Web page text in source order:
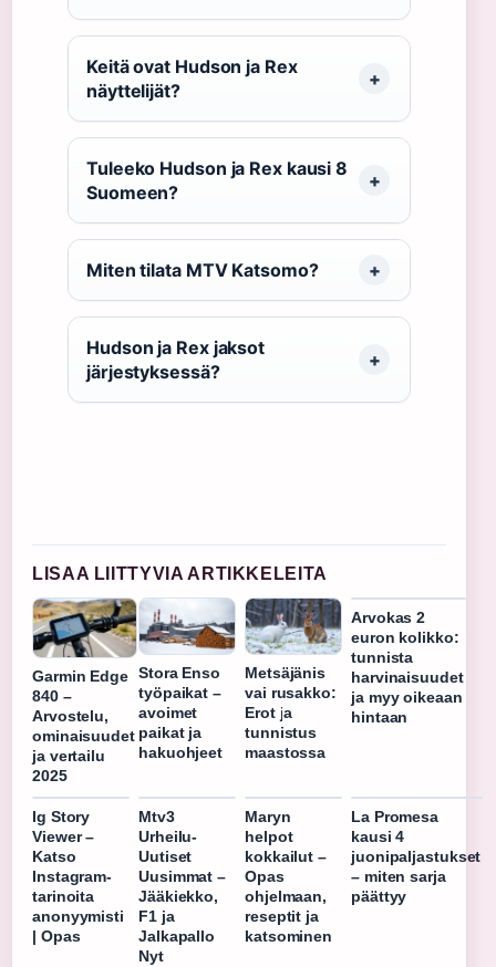
Keitä ovat Hudson ja Rex
näyttelijät?
Tuleeko Hudson ja Rex kausi 8
Suomeen?
Miten tilata MTV Katsomo?
Hudson ja Rex jaksot
järjestyksessä?
LISAA LIITTYVIA ARTIKKELEITA
Garmin Edge
840 –
Arvostelu,
ominaisuudet
ja vertailu
2025
Stora Enso
työpaikat –
avoimet
paikat ja
hakuohjeet
Metsäjänis
vai rusakko:
Erot ja
tunnistus
maastossa
Arvokas 2
euron kolikko:
tunnista
harvinaisuudet
ja myy oikeaan
hintaan
Ig Story
Viewer –
Katso
Instagram-
tarinoita
anonyymisti
| Opas
Mtv3
Urheilu-
Uutiset
Uusimmat –
Jääkiekko,
F1 ja
Jalkapallo
Nyt
Maryn
helpot
kokkailut –
Opas
ohjelmaan,
reseptit ja
katsominen
La Promesa
kausi 4
juonipaljastukset
– miten sarja
päättyy